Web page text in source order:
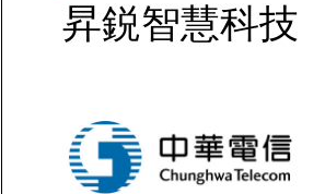
昇鋭智慧科技